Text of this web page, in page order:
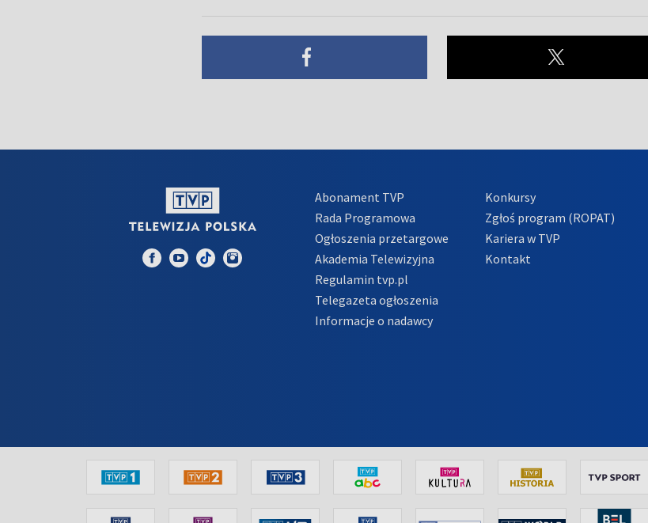
Abonament TVP
Rada Programowa
Ogłoszenia przetargowe
Akademia Telewizyjna
Regulamin tvp.pl
Telegazeta ogłoszenia
Informacje o nadawcy
Konkursy
Zgłoś program (ROPAT)
Kariera w TVP
Kontakt